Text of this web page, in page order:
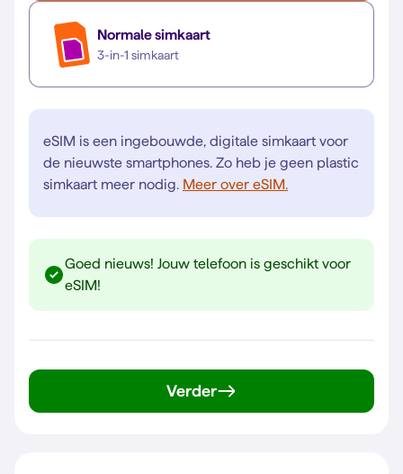
Normale simkaart
3-in-1 simkaart
eSIM is een ingebouwde, digitale simkaart voor
de nieuwste smartphones. Zo heb je geen plastic
simkaart meer nodig. Meer over eSIM.
Goed nieuws! Jouw telefoon is geschikt voor
eSIM!
Verder